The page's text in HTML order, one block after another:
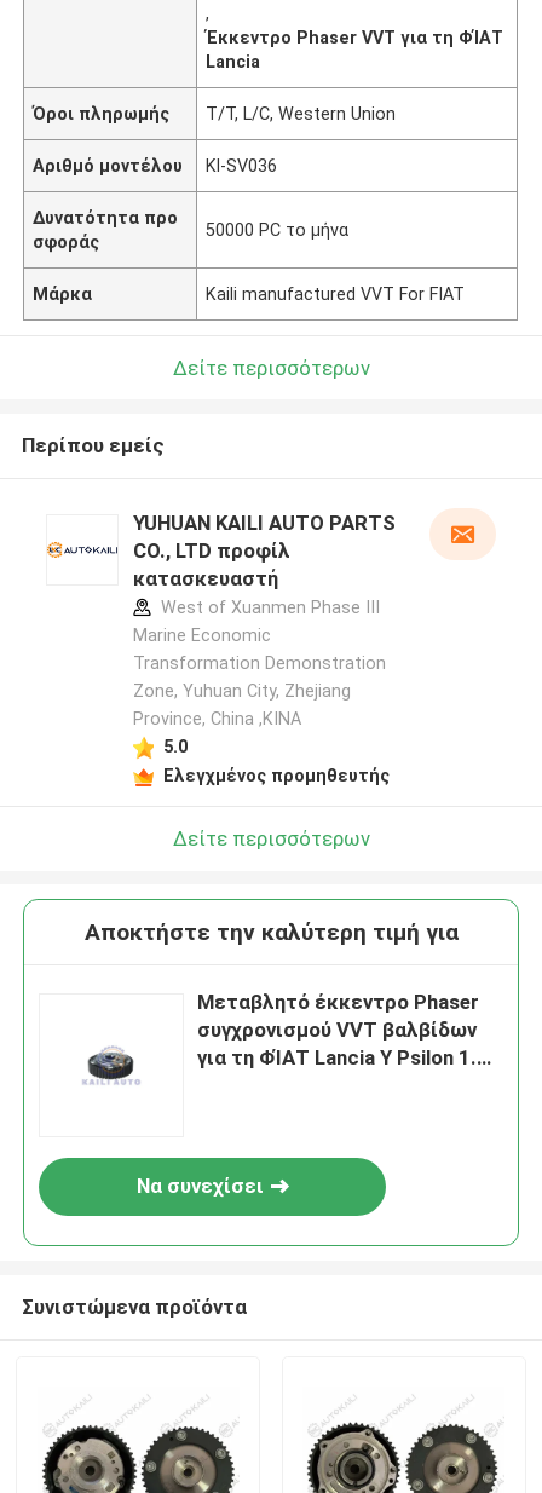
,
Έκκεντρο Phaser VVT για τη ΦΊΑΤ
Lancia
Όροι πληρωμής T/T, L/C, Western Union
Αριθμό μοντέλου Kl-SV036
Δυνατότητα προ
σφοράς
50000 PC το μήνα
Μάρκα Kaili manufactured VVT For FIAT
Δείτε περισσότερων
Περίπου εμείς
YUHUAN KAILI AUTO PARTS
CO., LTD προφίλ
κατασκευαστή
West of Xuanmen Phase III
Marine Economic
Transformation Demonstration
Zone, Yuhuan City, Zhejiang
Province, China ,ΚΙΝΑ
5.0
Ελεγχμένος προμηθευτής
Δείτε περισσότερων
Αποκτήστε την καλύτερη τιμή για
Μεταβλητό έκκεντρο Phaser
συγχρονισμού VVT βαλβίδων
για τη ΦΊΑΤ Lancia Υ Psilon 1.4L
Να συνεχίσει
Συνιστώμενα προϊόντα